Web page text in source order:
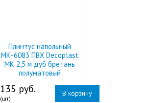
Плинтус напольный
МК-6083 ПВХ Decoplast
МК 2,5 м дуб бретань
полуматовый
135 руб.
(шт)
В корзину